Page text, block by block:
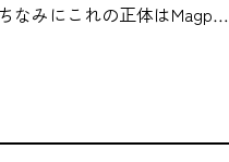
なみにこれの正体はMagp…